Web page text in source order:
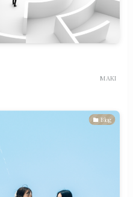
MAKI
Blog